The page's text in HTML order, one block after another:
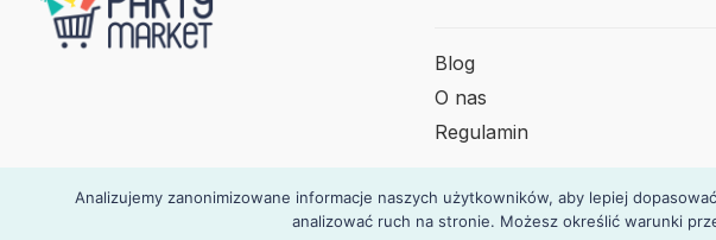
Blog
O nas
Regulamin
Analizujemy zanonimizowane informacje naszych użytkowników, aby lepiej
analizować ruch na stronie. Możesz określić warunki